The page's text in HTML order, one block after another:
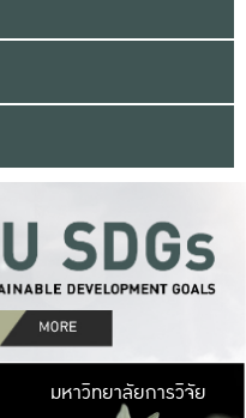
มหาวิ
มหาวิทยาลัยการวิจัย